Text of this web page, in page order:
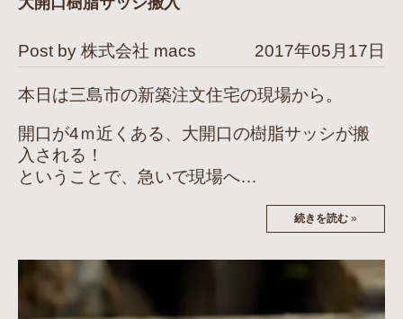
Post by 株式会社 macs 2017年05月17日
本日は三島市の新築注文住宅の現場から。
開口が4ｍ近くある、大開口の樹脂サッシが搬
入される！
ということで、急いで現場へ…
続きを読む »